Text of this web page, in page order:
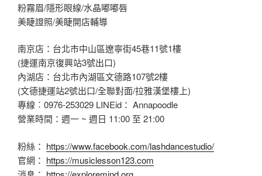
粉霧眉/隱形眼線/水晶嘟嘟唇
美睫證照/美睫開店輔導
南京店：台北市中山區遼寧街45巷11號1樓
(捷運南京復興站3號出口)
內湖店：台北市內湖區文德路107號2樓
(文德捷運站2號出口/全聯對面/拉雅漢堡樓上)
專線︰0976-253029 LINEid： Annapoodle
營業時間：週一 ~ 週日 11:00 至 21:00
粉絲： https://www.facebook.com/lashdancestudio/
官網： https://musiclesson123.com